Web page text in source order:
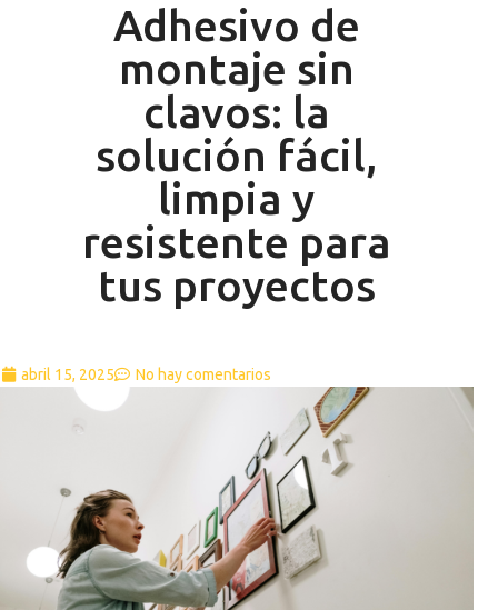
Adhesivo de
montaje sin
clavos: la
solución fácil,
limpia y
resistente para
tus proyectos
abril 15, 2025 No hay comentarios